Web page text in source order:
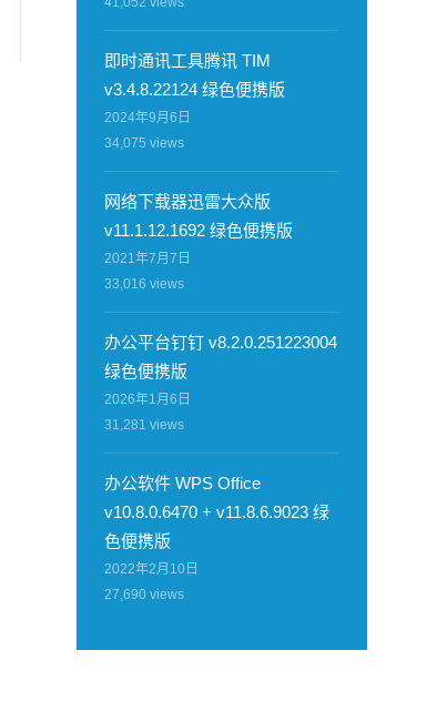
即时通讯工具腾讯 TIM
v3.4.8.22124 绿色便携版
2024年9月6日
34,075 views
网络下载器迅雷大众版
v11.1.12.1692 绿色便携版
2021年7月7日
33,016 views
办公平台钉钉 v8.2.0.251223004
绿色便携版
2026年1月6日
31,281 views
办公软件 WPS Office
v10.8.0.6470 + v11.8.6.9023 绿
色便携版
2022年2月10日
27,690 views